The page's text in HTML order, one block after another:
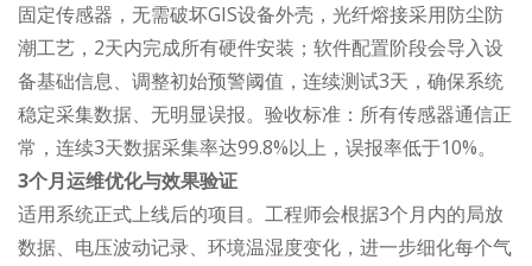
固定传感器，无需破坏GIS设备外壳，光纤熔接采用防尘防
潮工艺，2天内完成所有硬件安装；软件配置阶段会导入设
备基础信息、调整初始预警阈值，连续测试3天，确保系统
稳定采集数据、无明显误报。验收标准：所有传感器通信正
常，连续3天数据采集率达99.8%以上，误报率低于10%。
3个月运维优化与效果验证
适用系统正式上线后的项目。工程师会根据3个月内的局放
数据、电压波动记录、环境温湿度变化，进一步细化每个气